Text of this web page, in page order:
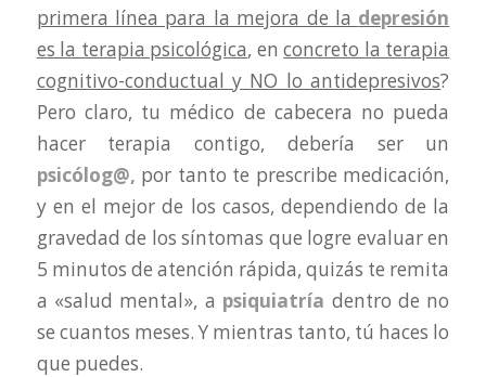
primera línea para la mejora de la depresión
es la terapia psicológica, enconcreto la terapia
cognitivo-conductual y NO lo antidepresivos?
Pero claro, tu médico de cabecera no pueda
hacer terapia contigo, debería ser un
psicólog@, por tanto te prescribe medicación,
y en el mejor de los casos, dependiendo de la
gravedad de los síntomas que logre evaluar en
5 minutos de atención rápida, quizás te remita
a «salud mental», a psiquiatría dentro de no
se cuantos meses. Y mientras tanto, tú haces lo
que puedes.